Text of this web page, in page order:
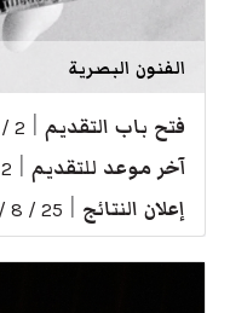
الفنون البصرية
فتح باب التقديم 2 / 2 / 2026
آخر موعد للتقديم 2 / 4 / 2026
إعلان النتائج 25 / 8 / 2026